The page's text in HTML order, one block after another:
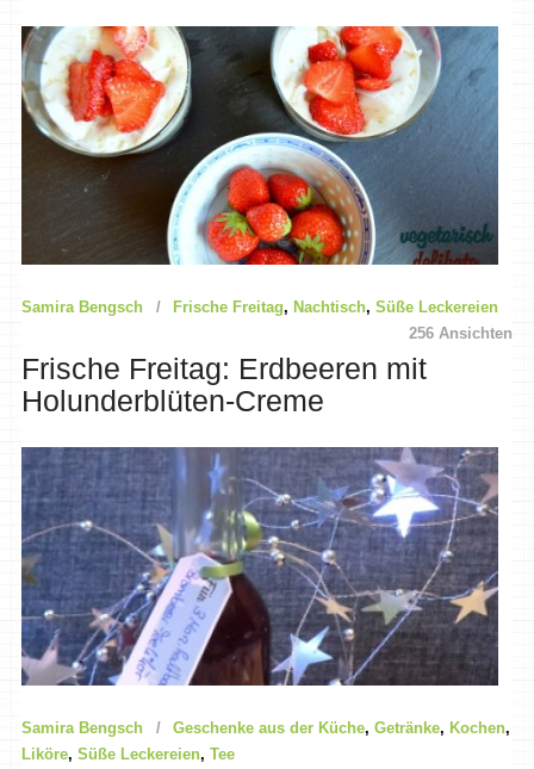
Samira Bengsch Frische Freitag, Nachtisch, Süße Leckereien
256 Ansichten
Frische Freitag: Erdbeeren mit
Holunderblüten-Creme
Samira Bengsch Geschenke aus der Küche, Getränke, Kochen,
Liköre, Süße Leckereien, Tee